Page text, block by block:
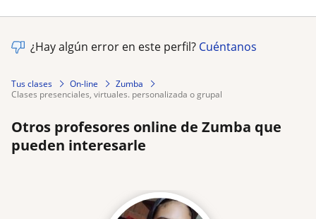
¿Hay algún error en este perfil? Cuéntanos
Tus clases On-line
Zumba
clases presenciales, virtuales. personalizada o grupal
Otros profesores online de Zumba que
pueden interesarle